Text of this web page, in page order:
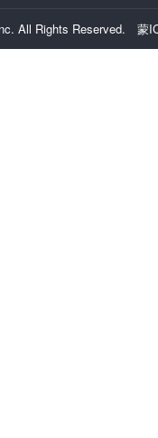
All Rights Reserved. 蒙